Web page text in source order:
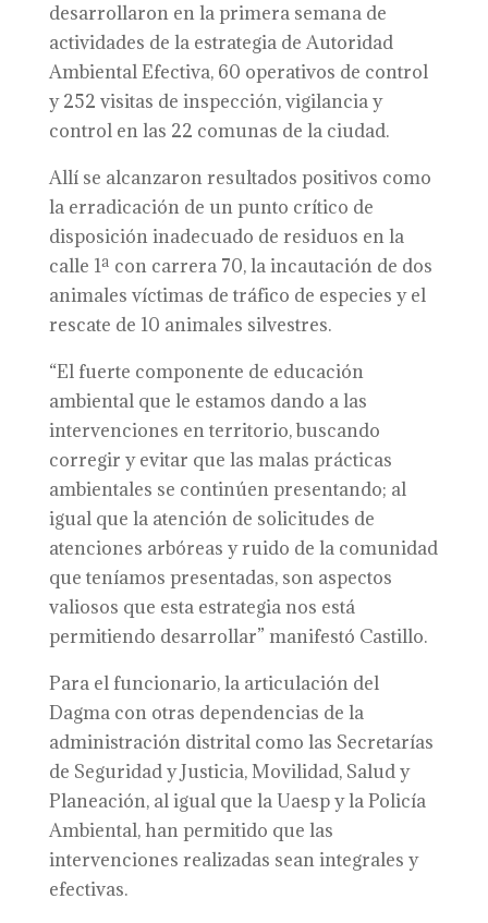
desarrollaron en la primera semana de
actividades de la estrategia de Autoridad
Ambiental Efectiva, 60 operativos de control
y 252 visitas de inspección, vigilancia y
control en las 22 comunas de la ciudad.
Allí se alcanzaron resultados positivos como
la erradicación de un punto crítico de
disposición inadecuado de residuos en la
calle 1ª con carrera 70, la incautación de dos
animales víctimas de tráfico de especies y el
rescate de 10 animales silvestres.
“El fuerte componente de educación
ambiental que le estamos dando a las
intervenciones en territorio, buscando
corregir y evitar que las malas prácticas
ambientales se continúen presentando; al
igual que la atención de solicitudes de
atenciones arbóreas y ruido de la comunidad
que teníamos presentadas, son aspectos
valiosos que esta estrategia nos está
permitiendo desarrollar” manifestó Castillo.
Para el funcionario, la articulación del
Dagma con otras dependencias de la
administración distrital como las Secretarías
de Seguridad y Justicia, Movilidad, Salud y
Planeación, al igual que la Uaesp y la Policía
Ambiental, han permitido que las
intervenciones realizadas sean integrales y
efectivas.